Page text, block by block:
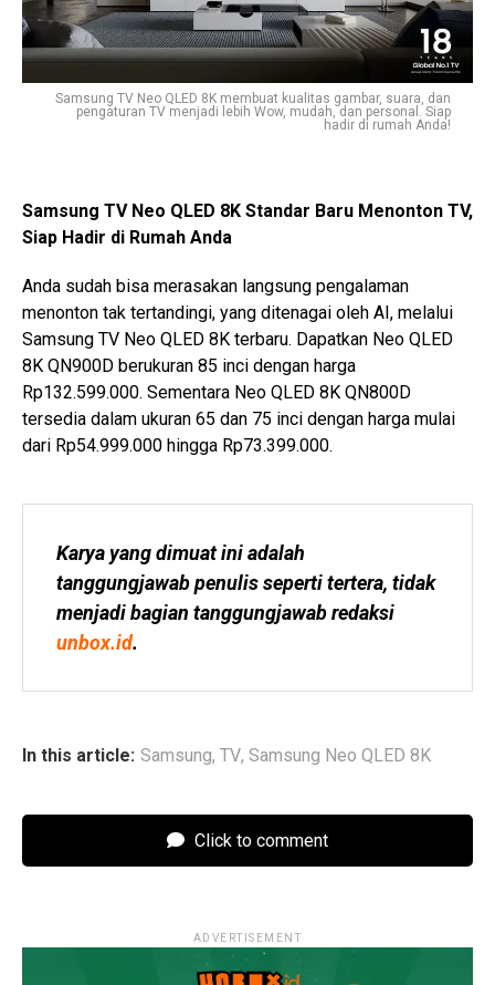
Samsung TV Neo QLED 8K membuat kualitas gambar, suara, dan
pengaturan TV menjadi lebih Wow, mudah, dan personal. Siap
hadir di rumah Anda!
Samsung TV Neo QLED 8K Standar Baru Menonton TV,
Siap Hadir di Rumah Anda
Anda sudah bisa merasakan langsung pengalaman
menonton tak tertandingi, yang ditenagai oleh AI, melalui
Samsung TV Neo QLED 8K terbaru. Dapatkan Neo QLED
8K QN900D berukuran 85 inci dengan harga
Rp132.599.000. Sementara Neo QLED 8K QN800D
tersedia dalam ukuran 65 dan 75 inci dengan harga mulai
dari Rp54.999.000 hingga Rp73.399.000.
Karya yang dimuat ini adalah
tanggungjawab penulis seperti tertera, tidak
unbox.id.
In this article: Samsung, TV, Samsung Neo QLED 8K
Click to comment
ADVERTISEMENT